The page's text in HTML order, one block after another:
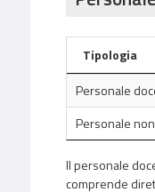
Tipologia
Personale
Personale
Il personale
comprende